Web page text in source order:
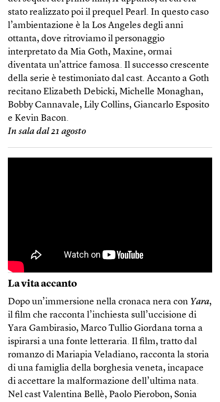
stato realizzato poi il prequel Pearl. In questo caso
l’ambientazione è la Los Angeles degli anni
ottanta, dove ritroviamo il personaggio
interpretato da Mia Goth, Maxine, ormai
diventata un’attrice famosa. Il successo crescente
della serie è testimoniato dal cast. Accanto a Goth
recitano Elizabeth Debicki, Michelle Monaghan,
Bobby Cannavale, Lily Collins, Giancarlo Esposito
e Kevin Bacon.
In sala dal 21 agosto
La vita accanto
Dopo un’immersione nella cronaca nera con Yara,
il film che racconta l’inchiesta sull’uccisione di
Yara Gambirasio, Marco Tullio Giordana torna a
ispirarsi a una fonte letteraria. Il film, tratto dal
romanzo di Mariapia Veladiano, racconta la storia
di una famiglia della borghesia veneta, incapace
di accettare la malformazione dell’ultima nata.
Nel cast Valentina Bellè, Paolo Pierobon, Sonia